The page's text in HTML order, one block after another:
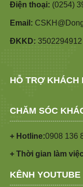
Điện thoại: (0254)
Email:
ĐKKD:
HỖ TRỢ KHÁCH
CHĂM SÓC
+ Hotline:0908 136
+ Thời gian làm
KÊNH YOUTUBE